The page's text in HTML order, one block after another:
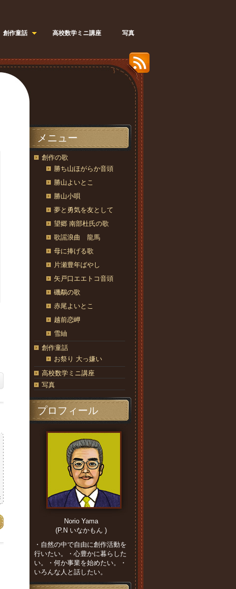
創作童話 高校数学ミニ講座 写真
メニュー
創作の歌
勝ち山ほがらか音頭
勝山よいとこ
勝山小唄
夢と勇気を友として
望郷 南部杜氏の歌
歌謡浪曲 龍馬
母に捧げる歌
片瀬豊年ばやし
矢戸口エエトコ音頭
磯鷸の歌
赤尾よいとこ
越前恋岬
雪紬
創作童話
お祭り 大っ嫌い
高校数学ミニ講座
写真
プロフィール
Norio Yama
(P.N いなかもん )
・自然の中で自由に創作活動を
行いたい。・心豊かに暮らした
い。・何か事業を始めたい。・
いろんな人と話したい。